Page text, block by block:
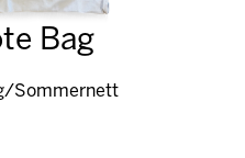
Bag
Sommernett